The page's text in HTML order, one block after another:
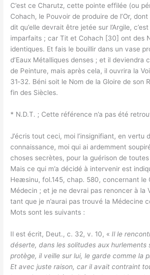
C’est ce Charutz, cette pointe effilée (ou
Cohach, le Pouvoir de produire de l’Or,
dit qu’elle devrait être jetée sur l’Argile,
imparfaits ; car Tit et Cohach [30] ont des
identiques. Et fais le bouillir dans un vase
d’Eaux Métalliques denses ; et il deviendra
de Peinture, mais après cela, il ouvrira la
31‑32. Béni soit le Nom de la Gloire de son
fin des Siècles.
* N.D.T. ; Cette référence n’a pas été
J’écris tout ceci, moi l’insignifiant, en vertu
connaissance, moi qui ai ardemment
choses secrètes, pour la guérison de
Mais ce qui m’a décidé à intervenir est
Heæsinu, fol.145, chap. 580, concernant le
Médecin ; et je ne devrai pas renoncer à la
tant que je n’aurai pas trouvé la Médecine
Mots sont les suivants :
Il est écrit, Deut., c. 32, v. 10, « Il le
déserte, dans les solitudes aux hurlements
protège, il veille sur lui, le garde comme la
Et avec juste raison, car il avait contraint